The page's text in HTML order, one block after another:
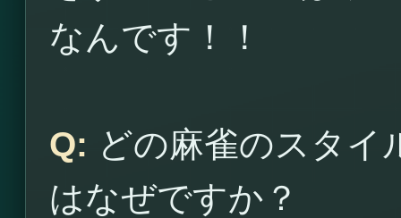
なんです！！
Q: どの麻雀のスタイ
はなぜですか？